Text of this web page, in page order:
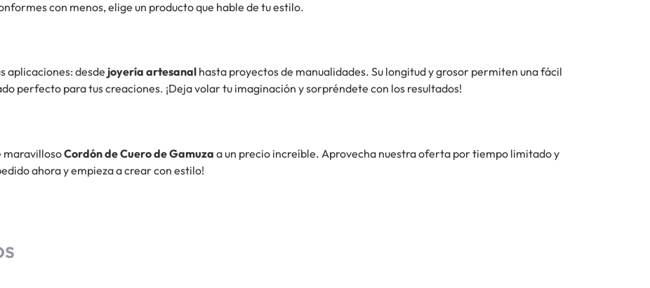
con menos, elige un producto que hable de tu estilo.
aplicaciones: desde joyería artesanal hasta proyectos de manualidades. Su longitud y grosor permiten una fácil
perfecto para tus creaciones. ¡Deja volar tu imaginación y sorpréndete con los resultados!
maravillosoCordón de Cuero de Gamuza a un precio increíble. Aprovecha nuestra oferta por tiempo limitado y
ahora y empieza a crear con estilo!